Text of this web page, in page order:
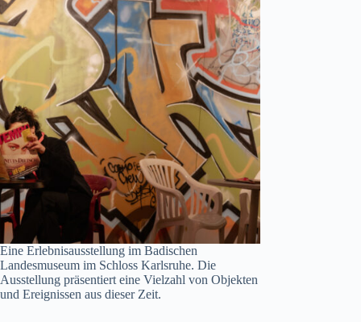
Eine Erlebnisausstellung im Badischen
Landesmuseum im Schloss Karlsruhe. Die
Ausstellung präsentiert eine Vielzahl von Objekten
und Ereignissen aus dieser Zeit.